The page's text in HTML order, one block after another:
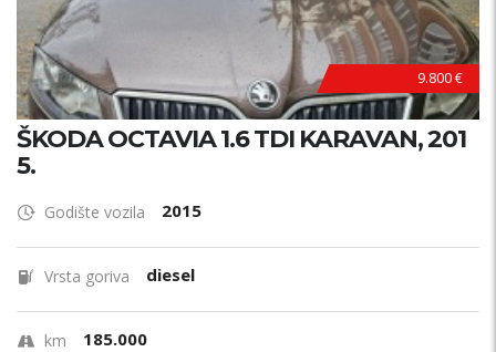
9.800 €
ŠKODA OCTAVIA 1.6 TDI KARAVAN, 201
5.
Godište vozila 2015
Vrsta goriva diesel
km 185.000